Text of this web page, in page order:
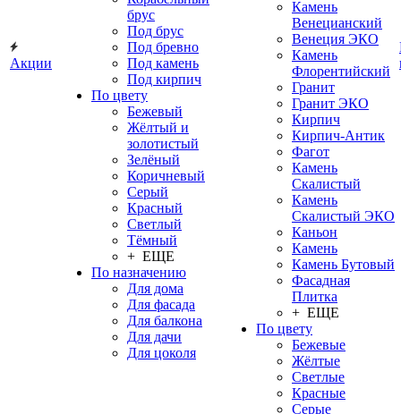
Акции
брус
Под брус
Под бревно
Под камень
Под кирпич
По цвету
Бежевый
Жёлтый и
золотистый
Зелёный
Коричневый
Серый
Красный
Светлый
Тёмный
+ ЕЩЕ
По назначению
Для дома
Для фасада
Для балкона
Для дачи
Для цоколя
Камень
Венецианский
Венеция ЭКО
Камень
Флорентийский
Гранит
Гранит ЭКО
Кирпич
Кирпич-Антик
Фагот
Камень
Скалистый
Камень
Скалистый ЭКО
Каньон
Камень
Камень Бутовый
Фасадная
Плитка
+ ЕЩЕ
По цвету
Бежевые
Жёлтые
Светлые
Красные
Серые